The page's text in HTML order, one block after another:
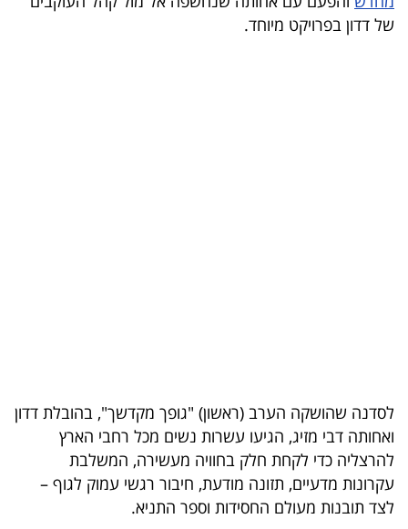
TOP-
5
המילון
הכלכלי
של דדון בפרויקט מיוחד.
לסדנה שהושקה הערב (ראשון) "גופך מקדשך", בהובלת דדון
ואחותה דבי מזיג, הגיעו עשרות נשים מכל רחבי הארץ
להרצליה כדי לקחת חלק בחוויה מעשירה, המשלבת
עקרונות מדעיים, תזונה מודעת, חיבור רגשי עמוק לגוף –
לצד תובנות מעולם החסידות וספר התניא.